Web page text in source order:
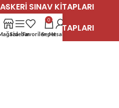
ASKERI SINAV KITAPLARI
ASKERI SINAV KITAPLARI
SidebarFavoriler
0
SepetHesabım